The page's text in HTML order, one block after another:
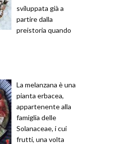
sviluppata già a
partire dalla
preistoria quando
La melanzana è una
pianta erbacea,
appartenente alla
famiglia delle
Solanaceae, i cui
frutti, una volta